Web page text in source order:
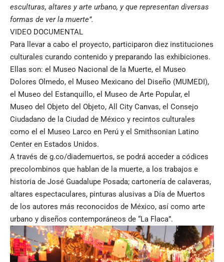
esculturas, altares y arte urbano, y que representan diversas
formas de ver la muerte”.
VIDEO DOCUMENTAL
Para llevar a cabo el proyecto, participaron diez instituciones
culturales curando contenido y preparando las exhibiciones.
Ellas son: el Museo Nacional de la Muerte, el Museo
Dolores Olmedo, el Museo Mexicano del Diseño (MUMEDI),
el Museo del Estanquillo, el Museo de Arte Popular, el
Museo del Objeto del Objeto, All City Canvas, el Consejo
Ciudadano de la Ciudad de México y recintos culturales
como el el Museo Larco en Perú y el Smithsonian Latino
Center en Estados Unidos.
A través de g.co/diademuertos, se podrá acceder a códices
precolombinos que hablan de la muerte, a los trabajos e
historia de José Guadalupe Posada; cartonería de calaveras,
altares espectaculares, pinturas alusivas a Día de Muertos
de los autores más reconocidos de México, así como arte
urbano y diseños contemporáneos de “La Flaca”.